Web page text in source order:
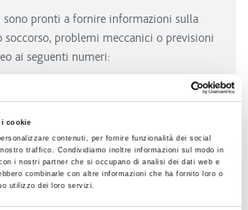
cookie
contenuti, per fornire funzionalità dei social
traffico. Condividiamo inoltre informazioni sul modo in
i nostri partner che si occupano di analisi dei dati web e
combinarle con altre informazioni che ha fornito loro o
utilizzo dei loro servizi.
sono pronti a fornire informazioni sulla
problemi meccanici o previsioni
ai seguenti numeri:
Clienti
verde
Viabilità